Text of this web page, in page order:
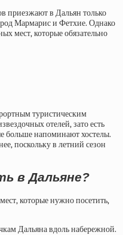
приезжают в Дальян только
Мармарис и Фетхие. Однако
мест, которые обязательно
туристическим
отелей, зато есть
больше напоминают хостелы.
поскольку в летний сезон
в Дальяне?
которые нужно посетить,
Дальяна вдоль набережной.